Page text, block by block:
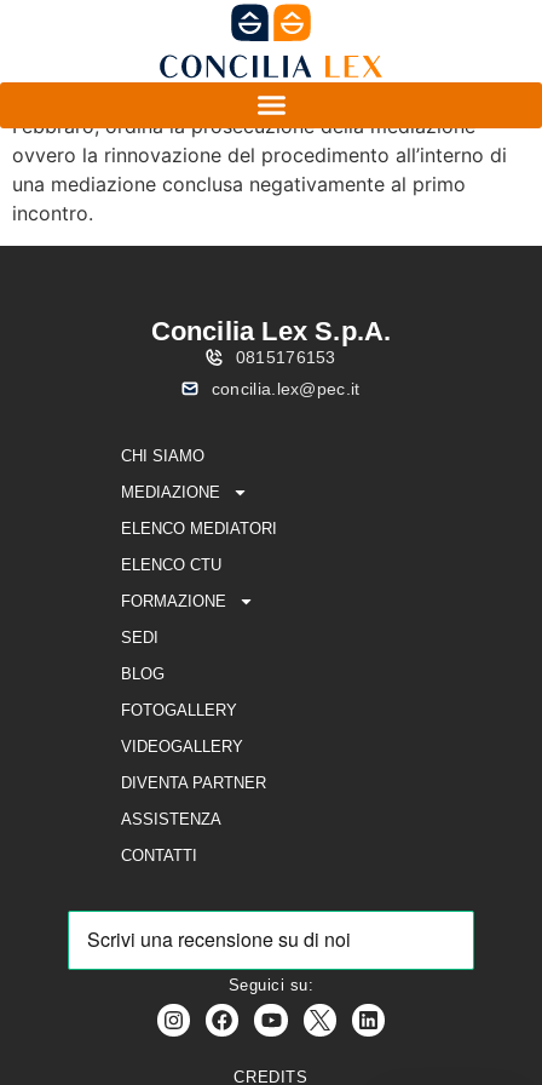
In questa ordinanza il Giudice, dott.ssa Maria Flora
Febbraro, ordina la prosecuzione della mediazione
ovvero la rinnovazione del procedimento all’interno di
una mediazione conclusa negativamente al primo
incontro.
Concilia Lex S.p.A.
0815176153
concilia.lex@pec.it
CHI SIAMO
MEDIAZIONE
ELENCO MEDIATORI
ELENCO CTU
FORMAZIONE
SEDI
BLOG
FOTOGALLERY
VIDEOGALLERY
DIVENTA PARTNER
ASSISTENZA
CONTATTI
Seguici su:
CREDITS